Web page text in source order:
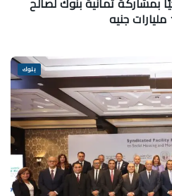
بنوك